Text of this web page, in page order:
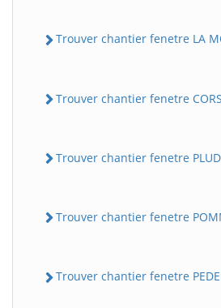
Trouver chantier fenetre LA
Trouver chantier fenetre
Trouver chantier fenetre
Trouver chantier fenetre
Trouver chantier fenetre